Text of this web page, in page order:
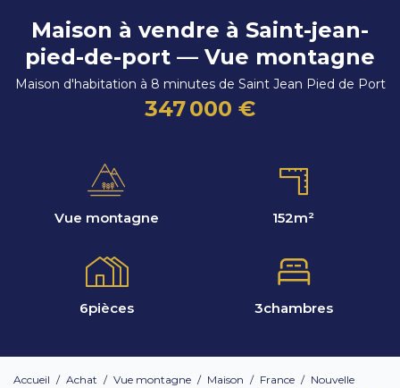
Maison à vendre à Saint-jean-
pied-de-port — Vue montagne
Maison d'habitation à 8 minutes de Saint Jean Pied de Port
347 000 €
Vue montagne 152m²
6pièces 3chambres
Accueil / Achat / Vue montagne / Maison / France / Nouvelle